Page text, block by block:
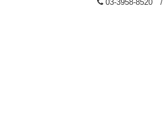
03-3958-8520 /